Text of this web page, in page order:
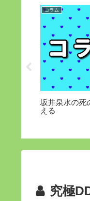
コラム
坂井泉水の死
える
究極